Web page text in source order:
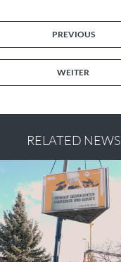
PREVIOUS
WEITER
RELATED NEWS